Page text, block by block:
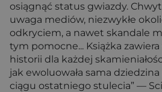
osiągnąć status gwiazdy.
uwaga mediów, niezwykłe
odkryciem, a nawet skandale
tym pomocne... Książka
historii dla każdej
jak ewoluowała sama
ciągu ostatniego stulecia” —